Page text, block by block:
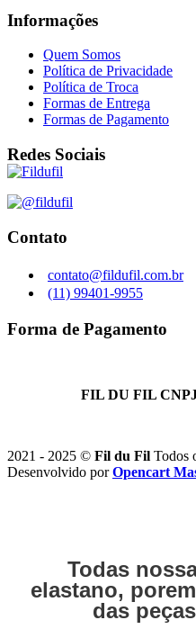
Informações
Quem Somos
Política de Privacidade
Política de Troca
Formas de Entrega
Formas de Pagamento
Redes Sociais
Contato
contato@fildufil.com.br
(11) 99401-9955
Forma de Pagamento
FIL DU FIL
2021 - 2025 © Fil du Fil Todos
Desenvolvido porOpencart
Todas
elastano,
das